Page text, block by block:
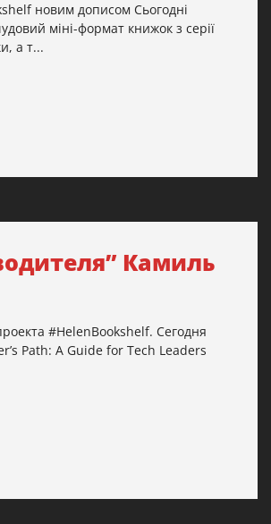
новим дописом Сьогодні
міні-формат книжок з серії
а т...
Камиль
#HelenBookshelf. Сегодня
Path: A Guide for Tech Leaders